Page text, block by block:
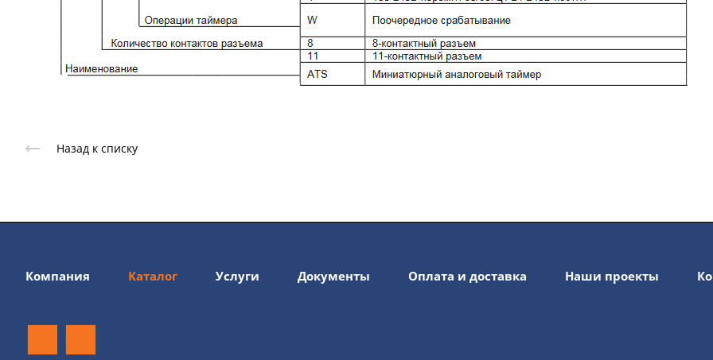
Назад к списку
Компания Каталог Услуги Документы Оплата и доставка Наши проекты